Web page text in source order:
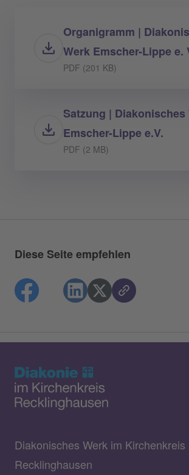
Organigramm |
Werk Emscher-Lippe e.
PDF (201 KB)
Satzung | Diakonisches
Emscher-Lippe e.V.
PDF (2 MB)
Diese Seite empfehlen
Diakonisches Werk im Kirchenkreis
Recklinghausen